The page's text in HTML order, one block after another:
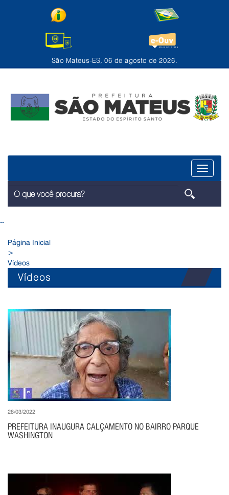
São Mateus-ES, 06 de agosto de 2026.
Menu
--
Página Inicial
>
Vídeos
Vídeos
28/03/2022
PREFEITURA INAUGURA CALÇAMENTO NO BAIRRO PARQUE
WASHINGTON